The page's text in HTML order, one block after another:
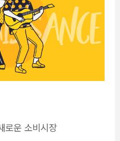
로운 소비시장